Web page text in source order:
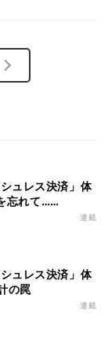
ュレス決済」体
忘れて……
連載
ュレス決済」体
の罠
連載